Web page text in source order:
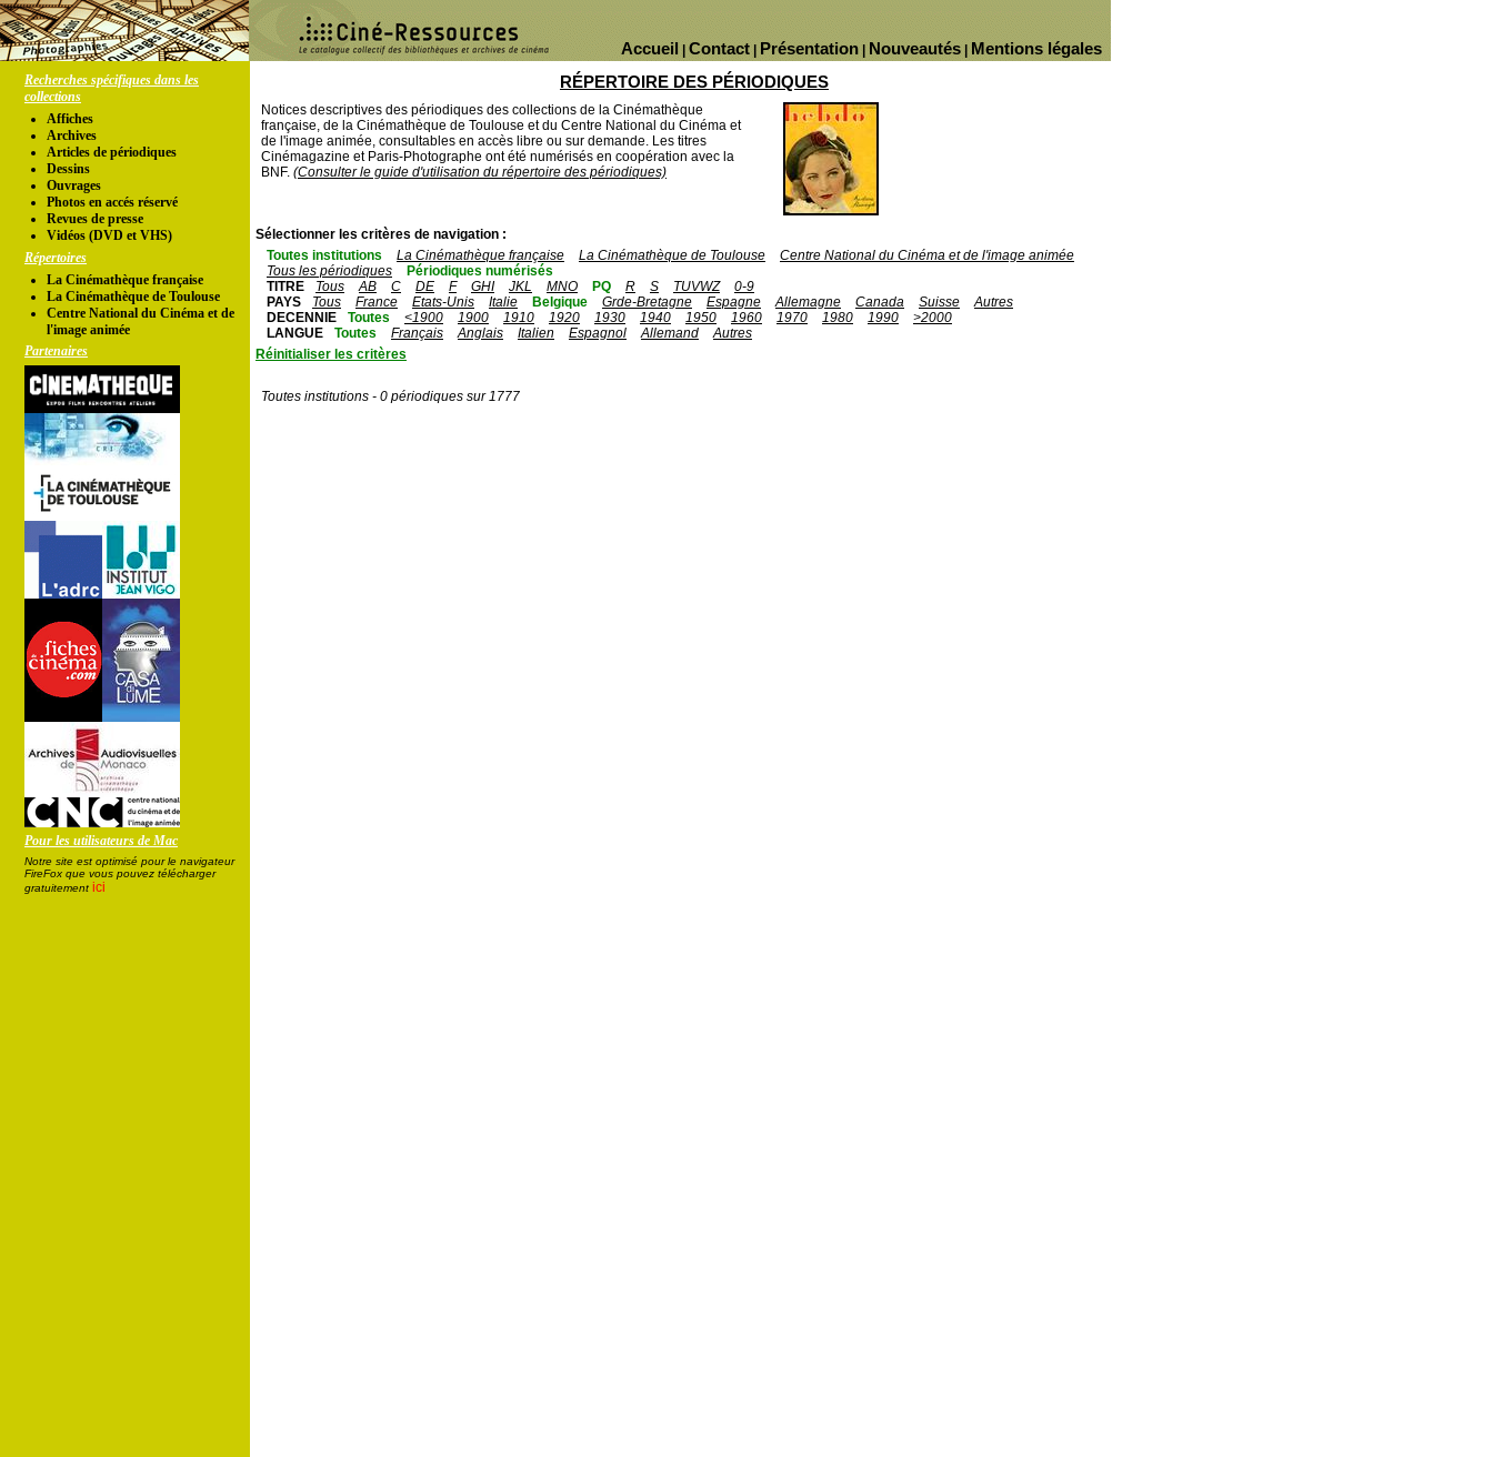
Mentions légales
Nouveautés
Présentation
Contact
Accueil
Recherches spécifiques dans les
collections
Affiches
Archives
Articles de périodiques
Dessins
Ouvrages
Photos en accés réservé
Revues de presse
Vidéos (DVD et VHS)
Répertoires
La Cinémathèque française
La Cinémathèque de Toulouse
Centre National du Cinéma et de
l'image animée
Partenaires
Pour les utilisateurs de Mac
Notre site est optimisé pour le navigateur
FireFox que vous pouvez télécharger
gratuitement ici
RÉPERTOIRE DES PÉRIODIQUES
Notices descriptives des périodiques des collections de la Cinémathèque
française, de la Cinémathèque de Toulouse et du Centre National du Cinéma et
de l'image animée, consultables en accès libre ou sur demande. Les titres
Cinémagazine et Paris-Photographe ont été numérisés en coopération avec la
BNF. (Consulter le guide d'utilisation du répertoire des périodiques)
Sélectionner les critères de navigation :
Toutes institutions
La Cinémathèque française La Cinémathèque de Toulouse
Centre National du Cinéma et de l'image animée
Tous les périodiques
Périodiques numérisés
TITRE
Tous AB C DE F GHI JKL MNO PQ R S TUVWZ
0-9
PAYS
Tous France Etats-Unis Italie Belgique Grde-Bretagne Espagne Allemagne Canada Suisse
Autres
DECENNIE
Toutes <1900 1900 1910 1920 1930 1940 1950 1960 1970 1980 1990
>2000
LANGUE
Toutes Français Anglais Italien Espagnol Allemand
Autres
Réinitialiser les critères
Toutes institutions - 0 périodiques sur 1777